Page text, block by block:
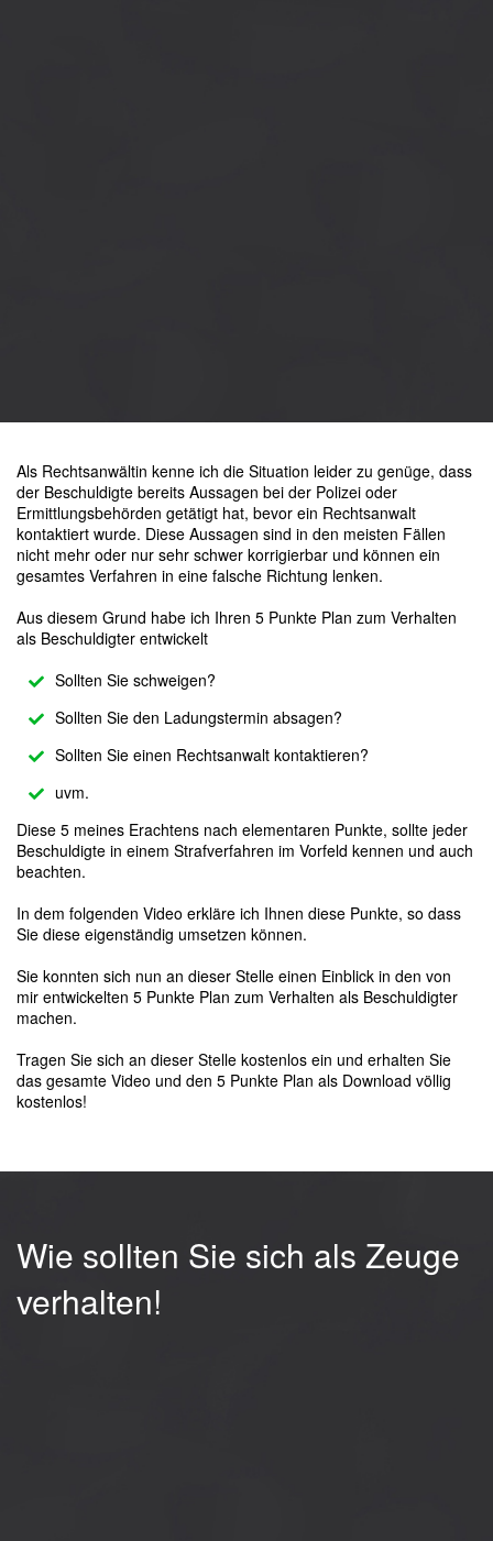
Als Rechtsanwältin kenne ich die Situation leider zu genüge, dass
der Beschuldigte bereits Aussagen bei der Polizei oder
Ermittlungsbehörden getätigt hat, bevor ein Rechtsanwalt
kontaktiert wurde. Diese Aussagen sind in den meisten Fällen
nicht mehr oder nur sehr schwer korrigierbar und können ein
gesamtes Verfahren in eine falsche Richtung lenken.
Aus diesem Grund habe ich Ihren 5 Punkte Plan zum Verhalten
als Beschuldigter entwickelt
Sollten Sie schweigen?
Sollten Sie den Ladungstermin absagen?
Sollten Sie einen Rechtsanwalt kontaktieren?
uvm.
Diese 5 meines Erachtens nach elementaren Punkte, sollte jeder
Beschuldigte in einem Strafverfahren im Vorfeld kennen und auch
beachten.
In dem folgenden Video erkläre ich Ihnen diese Punkte, so dass
Sie diese eigenständig umsetzen können.
Sie konnten sich nun an dieser Stelle einen Einblick in den von
mir entwickelten 5 Punkte Plan zum Verhalten als Beschuldigter
machen.
Tragen Sie sich an dieser Stelle kostenlos ein und erhalten Sie
das gesamte Video und den 5 Punkte Plan als Download völlig
kostenlos!
Wie sollten Sie sich als Zeuge
verhalten!